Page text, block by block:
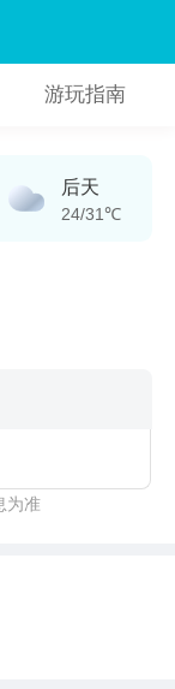
游玩指南
后天
24/31℃
为准